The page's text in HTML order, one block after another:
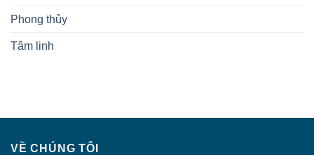
Phong thủy
Tâm linh
VỀ CHÚNG TÔI